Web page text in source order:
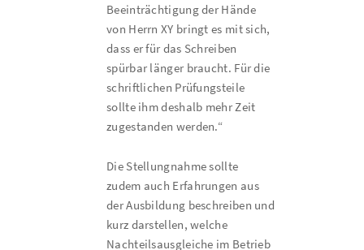
Beeinträchtigung der Hände
von Herrn XY bringt es mit sich,
dass er für das Schreiben
spürbar länger braucht. Für die
schriftlichen Prüfungsteile
sollte ihm deshalb mehr Zeit
zugestanden werden.“
Die Stellungnahme sollte
zudem auch Erfahrungen aus
der Ausbildung beschreiben und
kurz darstellen, welche
Nachteilsausgleiche im Betrieb